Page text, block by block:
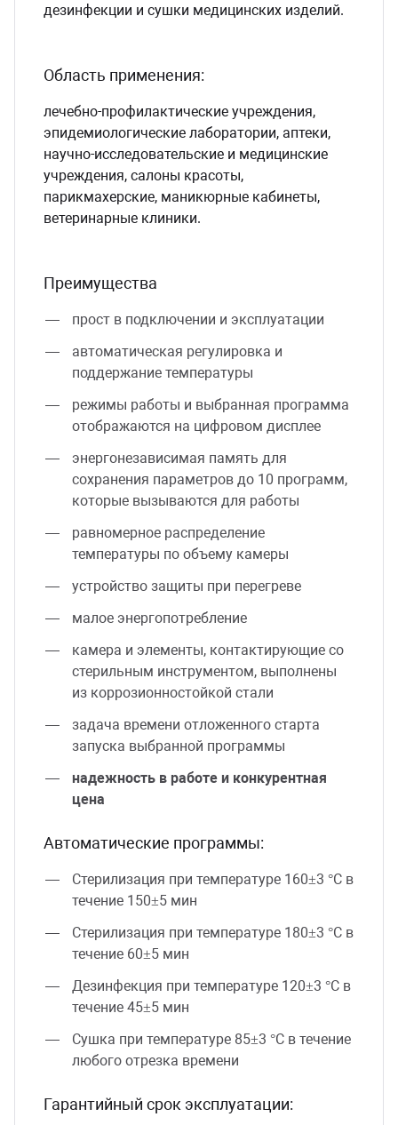
дезинфекции и сушки медицинских изделий.
Область применения:
лечебно-профилактические учреждения,
эпидемиологические лаборатории, аптеки,
научно-исследовательские и медицинские
учреждения, салоны красоты,
парикмахерские, маникюрные кабинеты,
ветеринарные клиники.
Преимущества
прост в подключении и эксплуатации
автоматическая регулировка и
поддержание температуры
режимы работы и выбранная программа
отображаются на цифровом дисплее
энергонезависимая память для
сохранения параметров до 10 программ,
которые вызываются для работы
равномерное распределение
температуры по объему камеры
устройство защиты при перегреве
малое энергопотребление
камера и элементы, контактирующие со
стерильным инструментом, выполнены
из коррозионностойкой стали
задача времени отложенного старта
запуска выбранной программы
надежность в работе и конкурентная
цена
Автоматические программы:
Стерилизация при температуре 160±3 °C в
течение 150±5 мин
Стерилизация при температуре 180±3 °C в
течение 60±5 мин
Дезинфекция при температуре 120±3 °C в
течение 45±5 мин
Сушка при температуре 85±3 °C в течение
любого отрезка времени
Гарантийный срок эксплуатации: